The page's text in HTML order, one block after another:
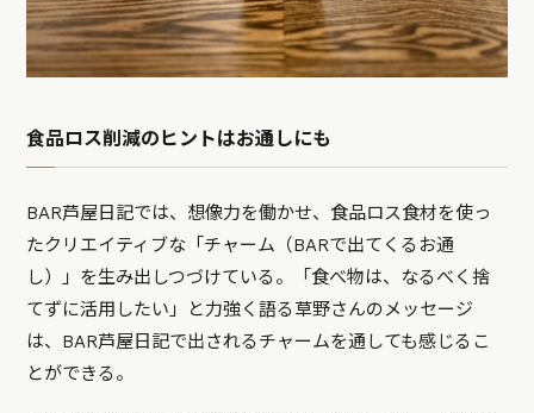
食品ロス削減のヒントはお通しにも
BAR芦屋日記では、想像力を働かせ、食品ロス食材を使っ
たクリエイティブな「チャーム（BARで出てくるお通
し）」を生み出しつづけている。「食べ物は、なるべく捨
てずに活用したい」と力強く語る草野さんのメッセージ
は、BAR芦屋日記で出されるチャームを通しても感じるこ
とができる。